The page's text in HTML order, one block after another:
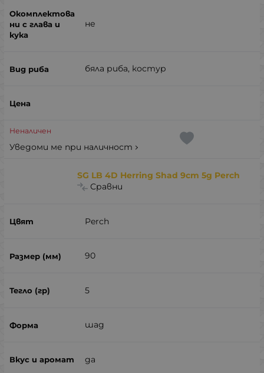
не
бяла риба, костур
Неналичен
Уведоми ме при наличност
SG LB 4D Herring Shad 9cm 5g Perch
Сравни
Perch
90
5
шад
да